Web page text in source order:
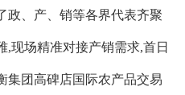
政、产、销等各界代表齐聚
,现场精准对接产销需求,首日
集团高碑店国际农产品交易